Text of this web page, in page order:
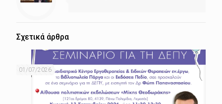
Σχετικά άρθρα
01/07/2026